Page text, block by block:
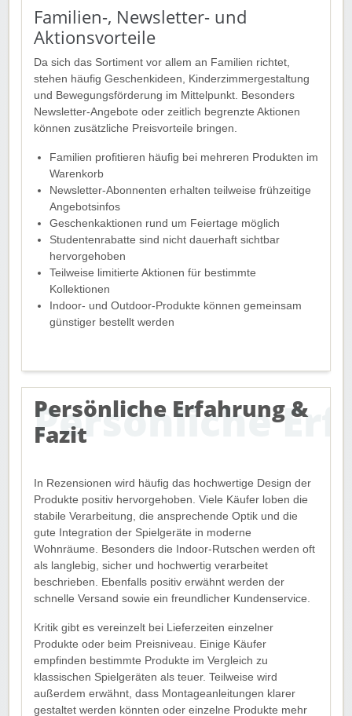
Familien-, Newsletter- und
Aktionsvorteile
Da sich das Sortiment vor allem an Familien richtet,
stehen häufig Geschenkideen, Kinderzimmergestaltung
und Bewegungsförderung im Mittelpunkt. Besonders
Newsletter-Angebote oder zeitlich begrenzte Aktionen
können zusätzliche Preisvorteile bringen.
Familien profitieren häufig bei mehreren Produkten im
Warenkorb
Newsletter-Abonnenten erhalten teilweise frühzeitige
Angebotsinfos
Geschenkaktionen rund um Feiertage möglich
Studentenrabatte sind nicht dauerhaft sichtbar
hervorgehoben
Teilweise limitierte Aktionen für bestimmte
Kollektionen
Indoor- und Outdoor-Produkte können gemeinsam
günstiger bestellt werden
Persönliche Erfahrung &
Fazit
In Rezensionen wird häufig das hochwertige Design der
Produkte positiv hervorgehoben. Viele Käufer loben die
stabile Verarbeitung, die ansprechende Optik und die
gute Integration der Spielgeräte in moderne
Wohnräume. Besonders die Indoor-Rutschen werden oft
als langlebig, sicher und hochwertig verarbeitet
beschrieben. Ebenfalls positiv erwähnt werden der
schnelle Versand sowie ein freundlicher Kundenservice.
Kritik gibt es vereinzelt bei Lieferzeiten einzelner
Produkte oder beim Preisniveau. Einige Käufer
empfinden bestimmte Produkte im Vergleich zu
klassischen Spielgeräten als teuer. Teilweise wird
außerdem erwähnt, dass Montageanleitungen klarer
gestaltet werden könnten oder einzelne Produkte mehr